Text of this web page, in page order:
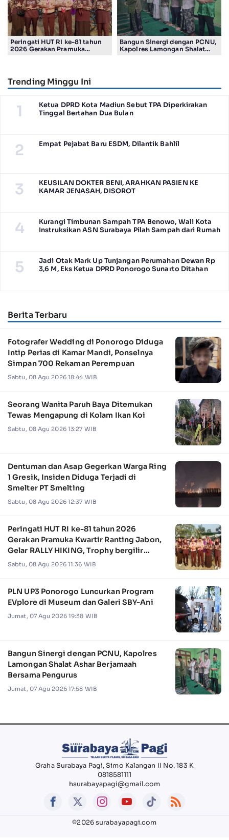
Peringati HUT RI ke-81 tahun
2026 Gerakan Pramuka
Bangun Sinergi dengan PCNU,
Kapolres Lamongan Shalat
Trending Minggu Ini
1
Ketua DPRD Kota Madiun Sebut TPA Diperkirakan
Tinggal Bertahan Dua Bulan
2 Empat Pejabat Baru ESDM, Dilantik Bahlil
3
KEUSILAN DOKTER BENI, ARAHKAN PASIEN KE
KAMAR JENASAH, DISOROT
4
Kurangi Timbunan Sampah TPA Benowo, Wali Kota
Instruksikan ASN Surabaya Pilah Sampah dari Rumah
5
Jadi Otak Mark Up Tunjangan Perumahan Dewan Rp
3,6 M, Eks Ketua DPRD Ponorogo Sunarto Ditahan
Berita Terbaru
Fotografer Wedding di Ponorogo Diduga
Intip Perias di Kamar Mandi, Ponselnya
Simpan 700 Rekaman Perempuan
Sabtu, 08 Agu 2026 18:44 WIB
Seorang Wanita Paruh Baya Ditemukan
Tewas Mengapung di Kolam Ikan Koi
Sabtu, 08 Agu 2026 13:27 WIB
Dentuman dan Asap Gegerkan Warga Ring
1 Gresik, Insiden Diduga Terjadi di
Smelter PT Smelting
Sabtu, 08 Agu 2026 12:37 WIB
Peringati HUT RI ke-81 tahun 2026
Gerakan Pramuka Kwartir Ranting Jabon,
Gelar RALLY HIKING, Trophy bergilir
Camat Jabon
Sabtu, 08 Agu 2026 11:36 WIB
PLN UP3 Ponorogo Luncurkan Program
EVplore di Museum dan Galeri SBY-Ani
Jumat, 07 Agu 2026 19:38 WIB
Bangun Sinergi dengan PCNU, Kapolres
Lamongan Shalat Ashar Berjamaah
Bersama Pengurus
Jumat, 07 Agu 2026 17:58 WIB
Graha Surabaya Pagi, Simo Kalangan II No. 183 K
0818581111
hsurabayapagi@gmail.com
©2026 surabayapagi.com